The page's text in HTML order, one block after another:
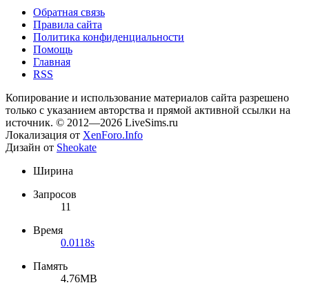
Обратная связь
Правила сайта
Политика конфиденциальности
Помощь
Главная
RSS
Копирование и использование материалов сайта разрешено
только с указанием авторства и прямой активной ссылки на
источник. © 2012—2026 LiveSims.ru
Локализация от XenForo.Info
Дизайн от Sheokate
Ширина
Запросов
11
Время
0.0118s
Память
4.76MB